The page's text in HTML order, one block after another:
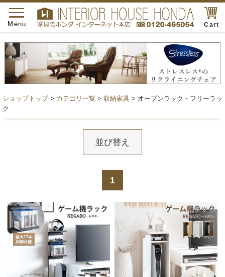
Cart
toggle
navigation
Menu
ショップトップ> カテゴリ一覧 > 収納家具 > オープンラック・フリーラッ
ク
並び替え
1